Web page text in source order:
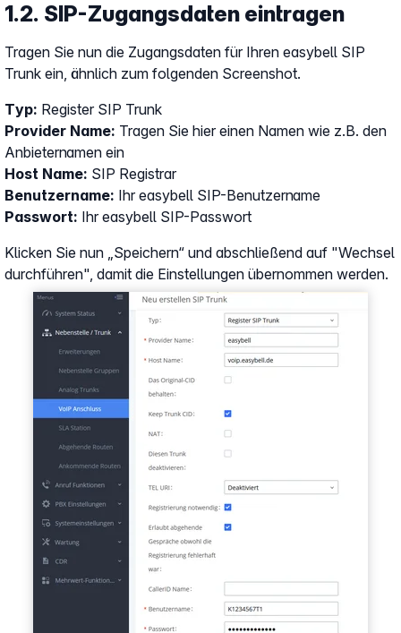
1.2. SIP-Zugangsdaten eintragen
Show larger version
Tragen Sie nun die Zugangsdaten für Ihren easybell SIP
Trunk ein, ähnlich zum folgenden Screenshot.
Typ: Register SIP Trunk
Provider Name: Tragen Sie hier einen Namen wie z.B. den
Anbieternamen ein
Host Name: SIP Registrar
Benutzername: Ihr easybell SIP-Benutzername
Passwort: Ihr easybell SIP-Passwort
Klicken Sie nun „Speichern“ und abschließend auf "Wechsel
durchführen", damit die Einstellungen übernommen werden.